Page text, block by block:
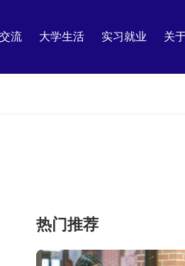
流 大学生活 实习就业 关